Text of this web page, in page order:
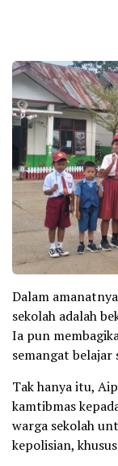
Dalam
sekolah adalah
Ia pun
semangat belajar
Tak hanya itu,
kamtibmas
warga sekolah
kepolisian,